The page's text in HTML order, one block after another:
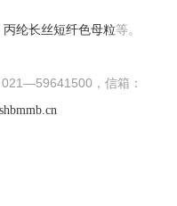
丙纶长丝短纤色母粒等。
，信箱：